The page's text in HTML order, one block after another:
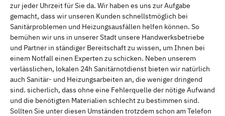
zur jeder Uhrzeit für Sie da. Wir haben es uns zur Aufgabe
gemacht, dass wir unseren Kunden schnellstmöglich bei
Sanitärproblemen und Heizungsausfällen helfen können. So
bemühen wir uns in unserer Stadt unsere Handwerksbetriebe
und Partner in ständiger Bereitschaft zu wissen, um Ihnen bei
einem Notfall einen Experten zu schicken. Neben unserem
verlässlichen, lokalen 24h Sanitärnotdienst bieten wir natürlich
auch Sanitär- und Heizungsarbeiten an, die weniger dringend
sind. sicherlich, dass ohne eine Fehlerquelle der nötige Aufwand
und die benötigten Materialien schlecht zu bestimmen sind.
Sollten Sie unter diesen Umständen trotzdem schon am Telefon